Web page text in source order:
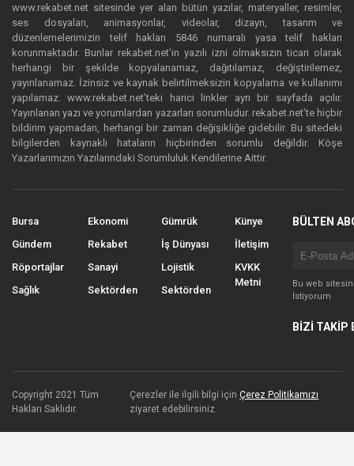
www.rekabet.net sitesinde yer alan bütün yazılar, materyaller, resimler,
ses dosyaları, animasyonlar, videolar, dizayn, tasarım ve
düzenlemelerimizin telif hakları 5846 numaralı yasa telif hakları
korunmaktadır. Bunlar rekabet.net’in yazılı izni olmaksızın ticari olarak
herhangi bir şekilde kopyalanamaz, dağıtılamaz, değiştirilemez,
yayınlanamaz. İzinsiz ve kaynak belirtilmeksizin kopyalama ve kullanımı
yapılamaz. www.rekabet.net’teki harici linkler ayrı bir sayfada açılır.
Yayınlanan yazı ve yorumlardan yazarları sorumludur. rekabet.net’te hiçbir
bildirim yapmadan, herhangi bir zaman değişikliğe gidebilir. Bu sitedeki
bilgilerden kaynaklı hataların hiçbirinden sorumlu değildir. Köşe
Yazarlarımızın Yazılarındaki Sorumluluk Kendilerine Aittir.
Bursa
Gündem
Röportajlar
Sağlık
Ekonomi
Rekabet
Sanayi
Sektörden
Gümrük
İş Dünyası
Lojistik
Sektörden
Künye
İletişim
KVKK
Metni
BÜLTEN
Bu web
İstiyorum
BİZİ TAKİP
Copyright 2021 Tüm
Hakları Saklıdır.
Çerezler ile ilgili bilgi içinÇerez Politikamızı
ziyaret edebilirsiniz.